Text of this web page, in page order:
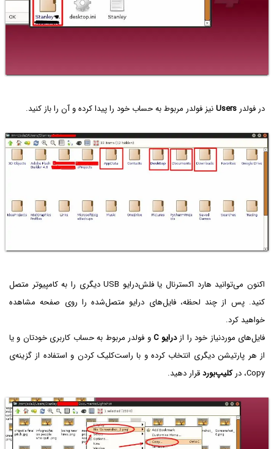
در فولدر Usersنیز فولدر مربوط به حساب خود را پیدا کرده و آن را باز کنید.
اکنون می‌توانید هارد اکسترنال یا فلش‌درایو USB دیگری را به کامپیوتر متصل
کنید. پس از چند لحظه، فایل‌های درایو متصل‌شده را روی صفحه مشاهده
خواهید کرد.
فایل‌های موردنیاز خود را ازدرایو C‌ و فولدر مربوط به حساب کاربری خودتان و یا
از هر پارتیشن دیگری انتخاب کرده و با راست‌کلیک کردن و استفاده از گزینه‌ی
Copy، در
کلیپ‌بوردقرار دهید.